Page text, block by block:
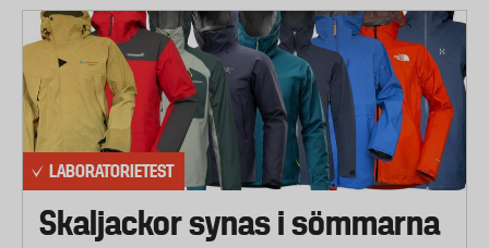
LABORATORIETEST
Skaljackor synas i sömmarna